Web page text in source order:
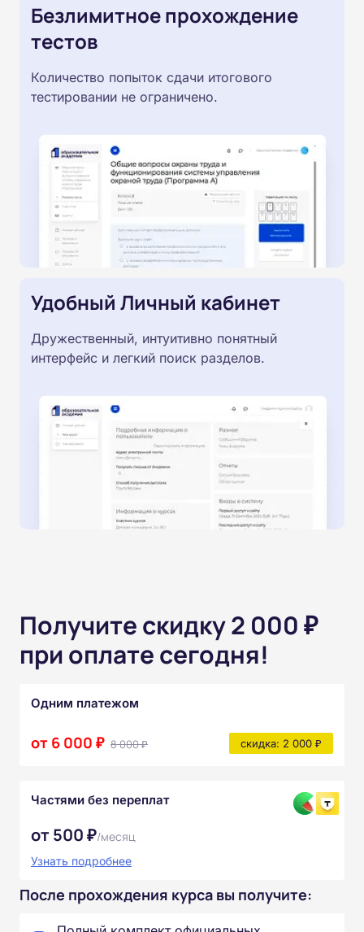
Безлимитное прохождение
тестов
Количество попыток сдачи итогового
тестировании не ограничено.
Удобный Личный кабинет
Дружественный, интуитивно понятный
интерфейс и легкий поиск разделов.
Получите скидку 2 000 ₽
при оплате сегодня!
Одним платежом
от 6 000 ₽ 8 000 ₽ скидка: 2 000 ₽
Частями без переплат
от 500 ₽/месяц
Узнать подробнее
После прохождения курса вы получите: